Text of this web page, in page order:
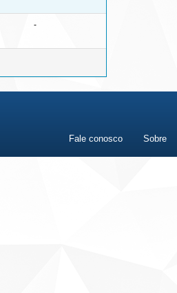
-
Fale conosco Sobre